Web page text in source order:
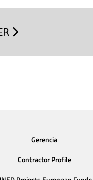
Gerencia
Contractor Profile